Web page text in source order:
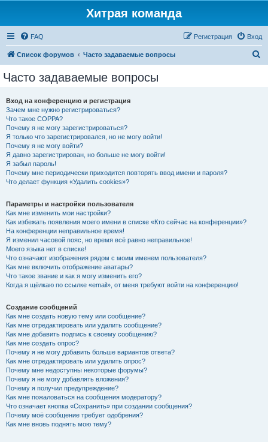
Хитрая команда
FAQ Вход
Регистрация
Список форумов Часто задаваемые вопросы
Часто задаваемые вопросы
Вход на конференцию и регистрация
Зачем мне нужно регистрироваться?
Что такое COPPA?
Почему я не могу зарегистрироваться?
Я только что зарегистрировался, но не могу войти!
Почему я не могу войти?
Я давно зарегистрирован, но больше не могу войти!
Я забыл пароль!
Почему мне периодически приходится повторять ввод имени и пароля?
Что делает функция «Удалить cookies»?
Параметры и настройки пользователя
Как мне изменить мои настройки?
Как избежать появления моего имени в списке «Кто сейчас на конференции»?
На конференции неправильное время!
Я изменил часовой пояс, но время всё равно неправильное!
Моего языка нет в списке!
Что означают изображения рядом с моим именем пользователя?
Как мне включить отображение аватары?
Что такое звание и как я могу изменить его?
Когда я щёлкаю по ссылке «email», от меня требуют войти на конференцию!
Создание сообщений
Как мне создать новую тему или сообщение?
Как мне отредактировать или удалить сообщение?
Как мне добавить подпись к своему сообщению?
Как мне создать опрос?
Почему я не могу добавить больше вариантов ответа?
Как мне отредактировать или удалить опрос?
Почему мне недоступны некоторые форумы?
Почему я не могу добавлять вложения?
Почему я получил предупреждение?
Как мне пожаловаться на сообщения модератору?
Что означает кнопка «Сохранить» при создании сообщения?
Почему моё сообщение требует одобрения?
Как мне вновь поднять мою тему?